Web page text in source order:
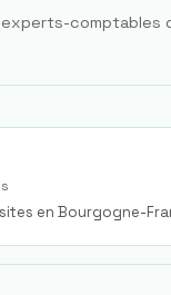
comptables
en Bourgogne-